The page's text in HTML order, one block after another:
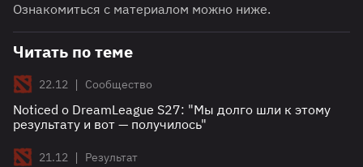
Ознакомиться с материалом можно ниже.
Читать по теме
22.12 | Сообщество
Noticed о DreamLeague S27: "Мы долго шли к этому
результату и вот — получилось"
21.12 | Результат